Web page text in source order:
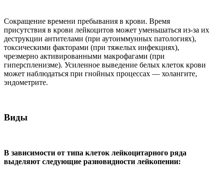
Сокращение времени пребывания в крови. Время
присутствия в крови лейкоцитов может уменьшаться из-за их
деструкции антителами (при аутоиммунных патологиях),
токсическими факторами (при тяжелых инфекциях),
чрезмерно активированными макрофагами (при
гиперспленизме). Усиленное выведение белых клеток крови
может наблюдаться при гнойных процессах — холангите,
эндометрите.
Виды
В зависимости от типа клеток лейкоцитарного ряда
выделяют следующие разновидности лейкопении: